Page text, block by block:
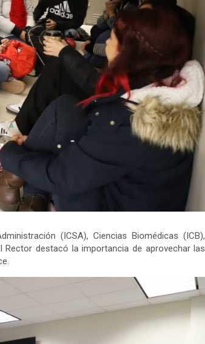
(ICSA), Ciencias Biomédicas (ICB),
Rector destacó la importancia de aprovechar las